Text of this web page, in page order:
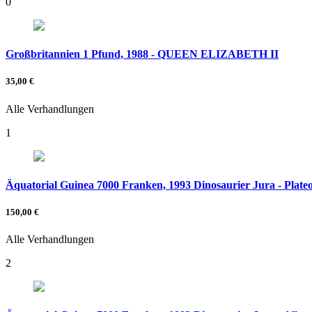
Großbritannien 1 Pfund, 1988 - QUEEN ELIZABETH II
35,00 €
Alle Verhandlungen
1
Äquatorial Guinea 7000 Franken, 1993 Dinosaurier Jura -
150,00 €
Alle Verhandlungen
2